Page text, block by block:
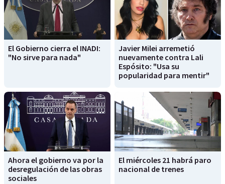
El Gobierno cierra el INADI:
"No sirve para nada"
Javier Milei arremetió
nuevamente contra Lali
Espósito: "Usa su
popularidad para mentir"
Ahora el gobierno va por la
desregulación de las obras
sociales
El miércoles 21 habrá paro
nacional de trenes